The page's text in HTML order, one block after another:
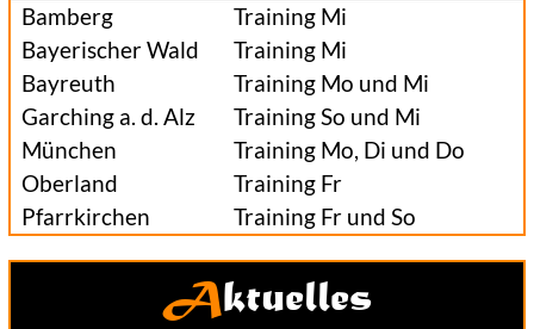
Bamberg
Training Mi
Bayerischer Wald
Training Mi
Bayreuth
Training Mo und Mi
Garching a. d. Alz
Training So und Mi
München
Training Mo, Di und Do
Oberland
Training Fr
Pfarrkirchen
Training Fr und So
Aktuelles